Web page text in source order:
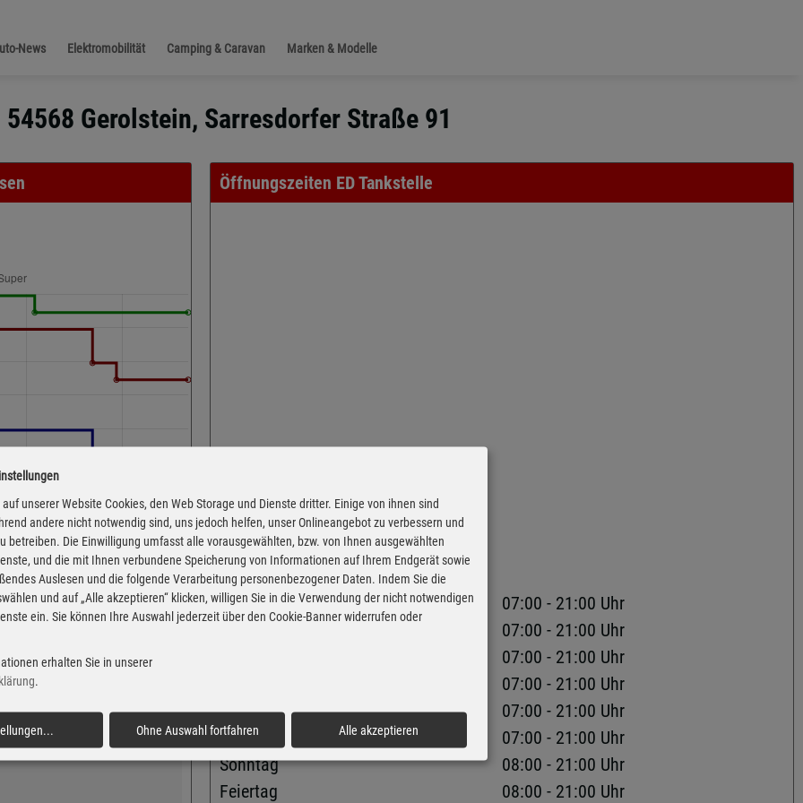
News Elektromobilität Camping & Caravan Marken & Modelle
Gerolstein, Sarresdorfer Straße 91
der Markttransparenzstelle
Informationsdienst,
übernehmen. Alle
der jeweiligen
Felder an uns übermitteln.
Öffnungszeiten ED Tankstelle
Adresse
Sarresdorfer Straße 91
54568 Gerolstein
Montag
07:00 - 21:00 Uhr
07:00 - 21:00 Uhr
07:00 - 21:00 Uhr
07:00 - 21:00 Uhr
Freitag
07:00 - 21:00 Uhr
Samstag
07:00 - 21:00 Uhr
Sonntag
08:00 - 21:00 Uhr
Feiertag
08:00 - 21:00 Uhr
unserer Website Cookies, den Web Storage und Dienste dritter. Einige von ihnen sind
andere nicht notwendig sind, uns jedoch helfen, unser Onlineangebot zu verbessern und
betreiben. Die Einwilligung umfasst alle vorausgewählten, bzw. von Ihnen ausgewählten
und die mit Ihnen verbundene Speicherung von Informationen auf Ihrem Endgerät sowie
Auslesen und die folgende Verarbeitung personenbezogener Daten. Indem Sie die
und auf „Alle akzeptieren“ klicken, willigen Sie in die Verwendung der nicht notwendigen
ein. Sie können Ihre Auswahl jederzeit über den Cookie-Banner widerrufen oder
erhalten Sie in unserer
.
... Ohne Auswahl fortfahren Alle akzeptieren